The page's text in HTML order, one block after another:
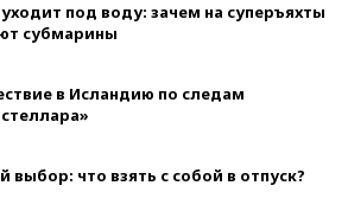
уходит под воду: зачем на суперъяхты
субмарины
в Исландию по следам
выбор: что взять с собой в отпуск?